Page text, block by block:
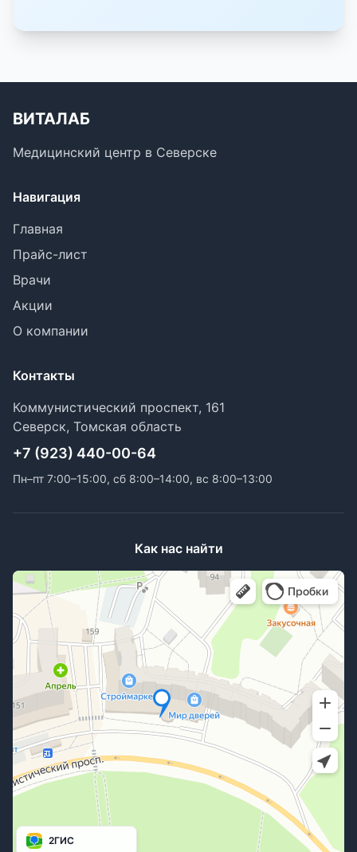
ВИТАЛАБ
Медицинский центр в Северске
Навигация
Главная
Прайс-лист
Врачи
Акции
О компании
Контакты
Коммунистический проспект, 161
Северск, Томская область
+7 (923) 440-00-64
Пн–пт 7:00–15:00, сб 8:00–14:00, вс 8:00–13:00
Как нас найти
2ГИС